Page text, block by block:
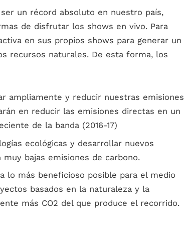
un récord absoluto en nuestro país,
de disfrutar los shows en vivo. Para
en sus propios shows para generar un
recursos naturales. De esta forma, los
ampliamente y reducir nuestras emisiones
en reducir las emisiones directas en un
de la banda (2016-17)
ecológicas y desarrollar nuevos
bajas emisiones de carbono.
lo más beneficioso posible para el medio
basados ​​en la naturaleza y la
más CO2 del que produce el recorrido.